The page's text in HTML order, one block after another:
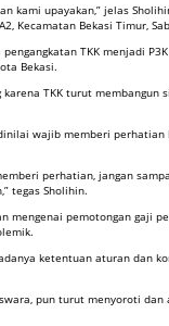
kami upayakan,” jelas
Kecamatan Bekasi Timur,
TKK menjadi
Bekasi.
karena TKK turut
wajib memberi perhatian
perhatian, jangan
tegas Sholihin.
mengenai pemotongan gaji
ketentuan aturan dan
pun turut menyoroti dan